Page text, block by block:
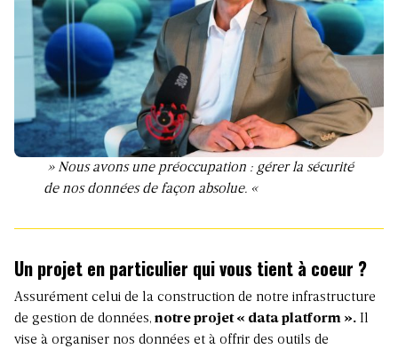
» Nous avons une préoccupation : gérer la sécurité
de nos données de façon absolue. «
Un projet en particulier qui vous tient à coeur ?
Assurément celui de la construction de notre infrastructure
de gestion de données, notre projet « data platform ». Il
vise à organiser nos données et à offrir des outils de